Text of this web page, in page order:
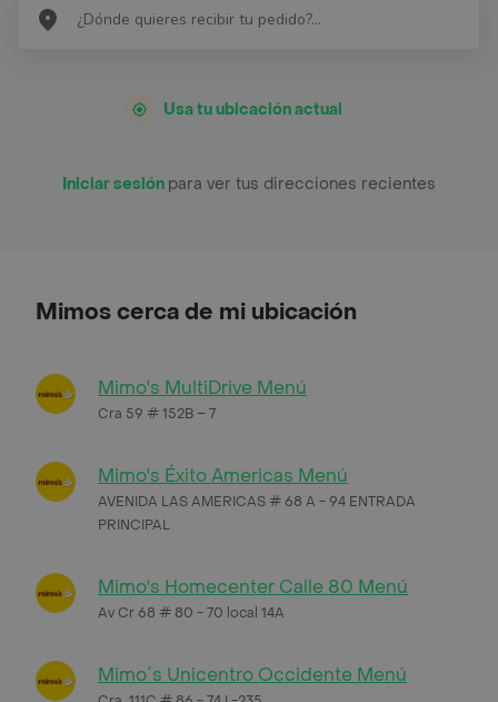
Usa tu ubicación actual
Iniciar sesión para ver tus direcciones recientes
Mimos cerca de mi ubicación
Mimo's MultiDrive Menú
Cra 59 # 152B – 7
Mimo's Éxito Americas Menú
AVENIDA LAS AMERICAS # 68 A - 94 ENTRADA
PRINCIPAL
Mimo's Homecenter Calle 80 Menú
Av Cr 68 # 80 - 70 local 14A
Mimo´s Unicentro Occidente Menú